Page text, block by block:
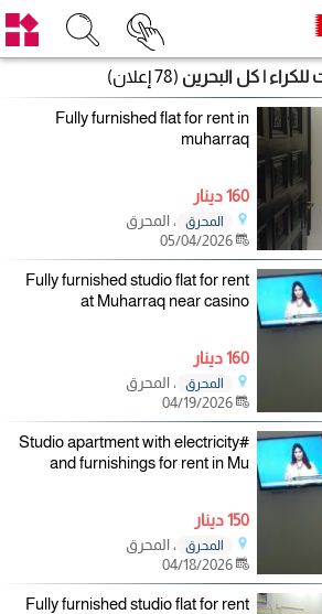
| كل البحرين (78 إعلان)
Fully furnished flat for rent in
muharraq
160 دينار
المحرق
، المحرق
05/04/2026
Fully furnished studio flat for rent
at Muharraq near casino
160 دينار
المحرق
، المحرق
04/19/2026
#Studio apartment with electricity
and furnishings for rent in Mu
150 دينار
المحرق
، المحرق
04/18/2026
Fully furnished studio flat for rent